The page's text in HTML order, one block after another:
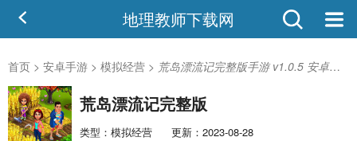
地理教师下载网
首页 > 安卓手游 > 模拟经营 > 荒岛漂流记完整版手游 v1.0.5 安卓版-手机版下载
荒岛漂流记完整版
类型：模拟经营 更新：2023-08-28